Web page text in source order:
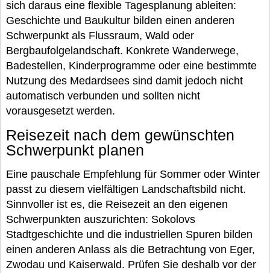
sich daraus eine flexible Tagesplanung ableiten:
Geschichte und Baukultur bilden einen anderen
Schwerpunkt als Flussraum, Wald oder
Bergbaufolgelandschaft. Konkrete Wanderwege,
Badestellen, Kinderprogramme oder eine bestimmte
Nutzung des Medardsees sind damit jedoch nicht
automatisch verbunden und sollten nicht
vorausgesetzt werden.
Reisezeit nach dem gewünschten
Schwerpunkt planen
Eine pauschale Empfehlung für Sommer oder Winter
passt zu diesem vielfältigen Landschaftsbild nicht.
Sinnvoller ist es, die Reisezeit an den eigenen
Schwerpunkten auszurichten: Sokolovs
Stadtgeschichte und die industriellen Spuren bilden
einen anderen Anlass als die Betrachtung von Eger,
Zwodau und Kaiserwald. Prüfen Sie deshalb vor der